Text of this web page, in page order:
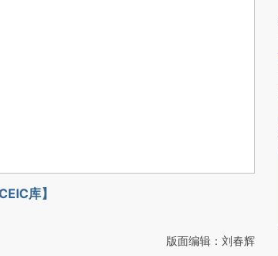
库】
版面编辑：刘春辉